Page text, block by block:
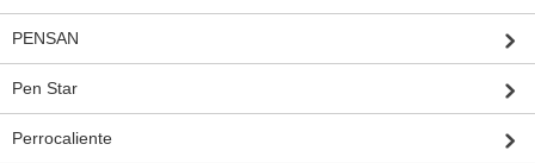
PENSAN
Pen Star
Perrocaliente